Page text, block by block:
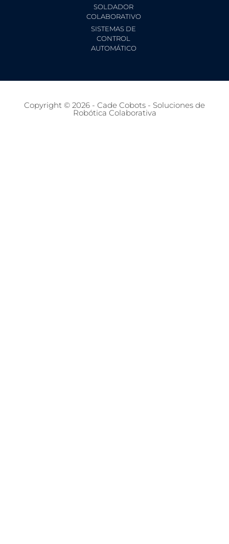
SOLDADOR
COLABORATIVO
SISTEMAS DE
CONTROL
AUTOMÁTICO
Copyright © 2026 - Cade Cobots - Soluciones de
Robótica Colaborativa